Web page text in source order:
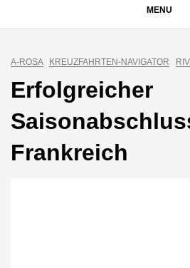
MENU
A-ROSA KREUZFAHRTEN-NAVIGATOR
Erfolgreicher
Frankreich